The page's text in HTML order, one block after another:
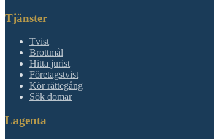
Tjänster
Tvist
Brottmål
Hitta jurist
Företagstvist
Kör rättegång
Sök domar
Lagenta